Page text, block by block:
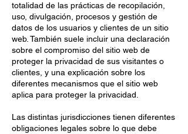
totalidad de las prácticas de recopilación,
uso, divulgación, procesos y gestión de
datos de los usuarios y clientes de un sitio
web. También suele incluir una declaración
sobre el compromiso del sitio web de
proteger la privacidad de sus visitantes o
clientes, y una explicación sobre los
diferentes mecanismos que el sitio web
aplica para proteger la privacidad.
Las distintas jurisdicciones tienen diferentes
obligaciones legales sobre lo que debe